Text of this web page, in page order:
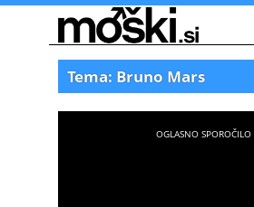
Tema: Bruno Mars